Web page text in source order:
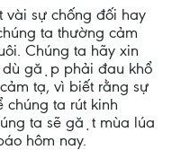
sự chống đối hay
ta thường cảm
Chúng ta hãy xin
dù gặp phải đau khổ
tạ, vì biết rằng sự
ta rút kinh
ta sẽ gặt mùa lúa
hôm nay.